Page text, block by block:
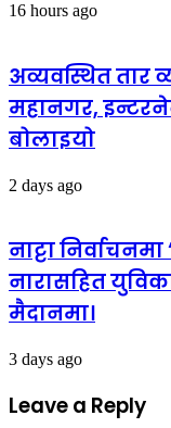
16 hours ago
अव्यवस्थित तार
महानगर,
बोलाइयो
2 days ago
नाट्टा
नारासहित
मैदानमा।
3 days ago
Leave a Reply